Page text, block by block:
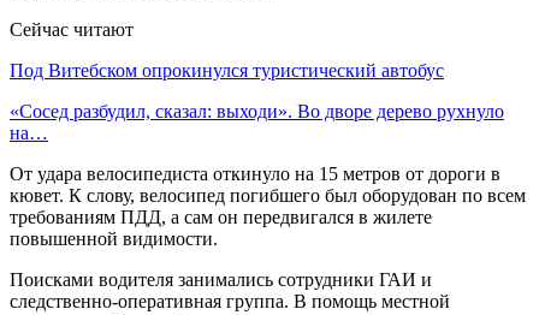
Сейчас читают
Под Витебском опрокинулся туристический автобус
«Сосед разбудил, сказал: выходи». Во дворе дерево рухнуло
на…
От удара велосипедиста откинуло на 15 метров от дороги в
кювет. К слову, велосипед погибшего был оборудован по всем
требованиям ПДД, а сам он передвигался в жилете
повышенной видимости.
Поисками водителя занимались сотрудники ГАИ и
следственно-оперативная группа. В помощь местной